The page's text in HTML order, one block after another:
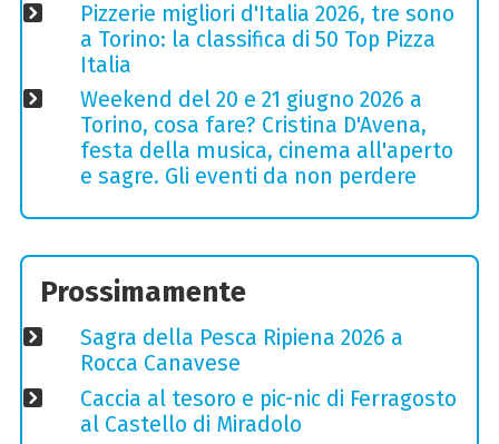
Pizzerie migliori d'Italia 2026, tre sono
a Torino: la classifica di 50 Top Pizza
Italia
Weekend del 20 e 21 giugno 2026 a
Torino, cosa fare? Cristina D'Avena,
festa della musica, cinema all'aperto
e sagre. Gli eventi da non perdere
Prossimamente
Sagra della Pesca Ripiena 2026 a
Rocca Canavese
Caccia al tesoro e pic-nic di Ferragosto
al Castello di Miradolo